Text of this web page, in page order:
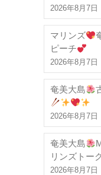
2026年8月7日
マリンズ
ピーチ
2026年8月7日
奄美大島
2026年8月7日
奄美大島
リンズトーク
2026年8月7日